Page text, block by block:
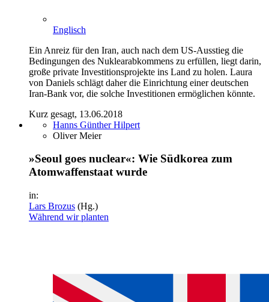
Englisch
Ein Anreiz für den Iran, auch nach dem US-Ausstieg die
Bedingungen des Nuklearabkommens zu erfüllen, liegt darin,
große private Investitionsprojekte ins Land zu holen. Laura
von Daniels schlägt daher die Einrichtung einer deutschen
Iran-Bank vor, die solche Investitionen ermöglichen könnte.
Kurz gesagt, 13.06.2018
Hanns Günther Hilpert
Oliver Meier
»Seoul goes nuclear«: Wie Südkorea zum
Atomwaffenstaat wurde
in:
Lars Brozus (Hg.)
Während wir planten